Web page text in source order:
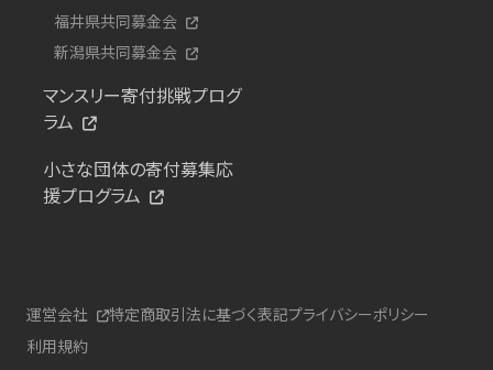
福井県共同募金会
新潟県共同募金会
マンスリー寄付挑戦プログ
ラム
小さな団体の寄付募集応
援プログラム
運営会社 特定商取引法に基づく表記プライバシーポリシー
利用規約